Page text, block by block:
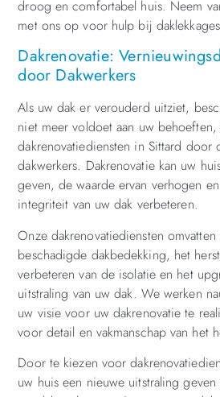
droog en comfortabel huis. Neem
met ons op voor hulp bij
Dakrenovatie:
door Dakwerkers
Als uw dak er verouderd uitziet,
niet meer voldoet aan uw
dakrenovatiediensten in Sittard door
dakwerkers. Dakrenovatie kan uw
geven, de waarde ervan verhogen
integriteit van uw dak verbeteren.
Onze dakrenovatiediensten
beschadigde dakbedekking, het
verbeteren van de isolatie en het
uitstraling van uw dak. We werken
uw visie voor uw dakrenovatie te
voor detail en vakmanschap van het
Door te kiezen voor
uw huis een nieuwe uitstraling